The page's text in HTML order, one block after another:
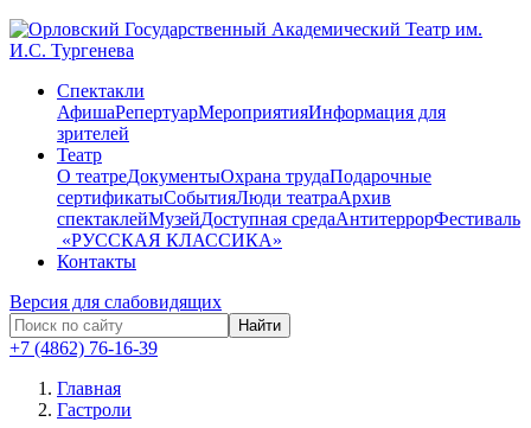
Спектакли
АфишаРепертуарМероприятияИнформация для
зрителей
Театр
О театреДокументыОхрана трудаПодарочные
сертификатыСобытияЛюди театраАрхив
спектаклейМузейДоступная средаАнтитеррорФестиваль
​ «РУССКАЯ КЛАССИКА»
Контакты
Версия для слабовидящих
Найти
+7 (4862) 76-16-39
Главная
Гастроли